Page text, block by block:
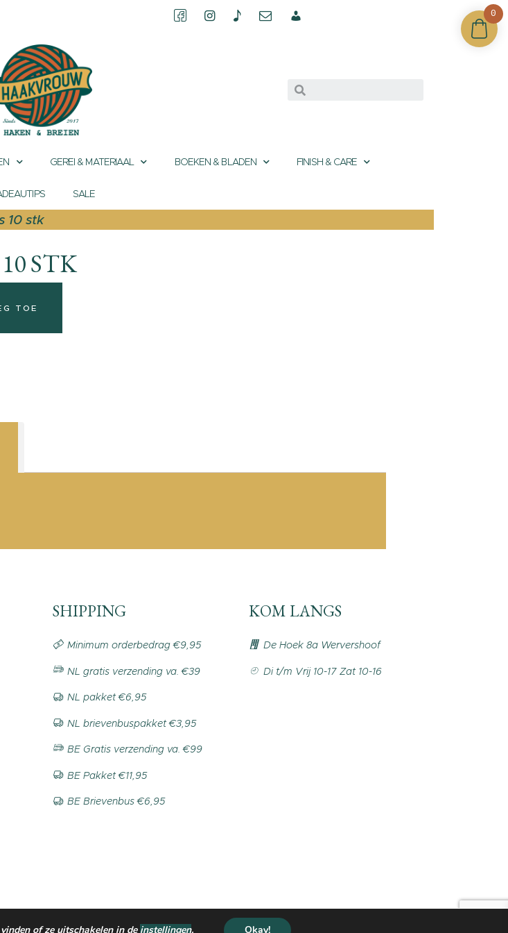
GEREI & MATERIAAL BOEKEN & BLADEN FINISH & CARE
SALE
10 stk
STK
TOE
SHIPPING
Minimum orderbedrag €9,95
NL gratis verzending va. €39
NL pakket €6,95
NL brievenbuspakket €3,95
BE Gratis verzending va. €99
BE Pakket €11,95
BE Brievenbus €6,95
KOM LANGS
De Hoek 8a Wervershoof
Di t/m Vrij 10-17 Zat 10-16
Copyright © by
of ze uitschakelen in de instellingen. Okay!
0